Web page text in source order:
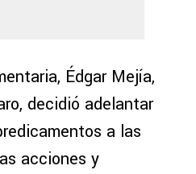
Édgar Mejía,
decidió adelantar
a las
acciones y